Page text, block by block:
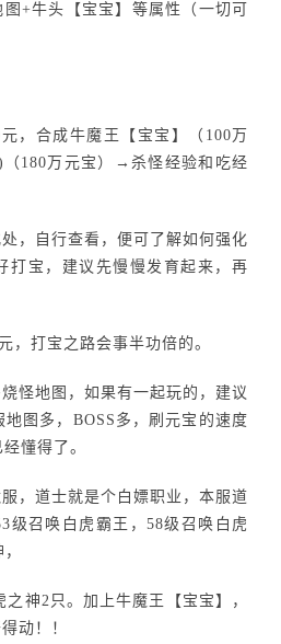
+牛头【宝宝】等属性（一切可
，合成牛魔王【宝宝】（100万
180万元宝）→杀怪经验和吃经
，自行查看，便可了解如何强化
打宝，建议先慢慢发育起来，再
之路会事半功倍的。
怪地图，如果有一起玩的，建议
图多，BOSS多，刷元宝的速度
懂得了。
，道士就是个白嫖职业，本服道
级召唤白虎霸王，58级召唤白虎
。加上牛魔王【宝宝】，
动！！